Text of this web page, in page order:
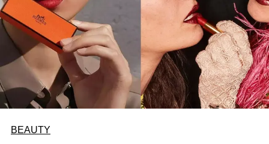
BEAUTY